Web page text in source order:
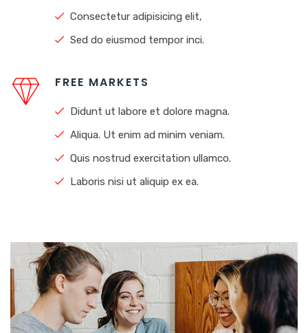
Consectetur adipisicing elit,
Sed do eiusmod tempor inci.
FREE MARKETS
Didunt ut labore et dolore magna.
Aliqua. Ut enim ad minim veniam.
Quis nostrud exercitation ullamco.
Laboris nisi ut aliquip ex ea.